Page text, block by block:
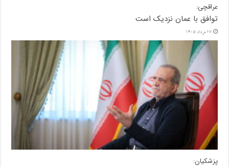
عراقچی:
توافق با عمان نزدیک است
17 مرداد 1405
پزشکیان: